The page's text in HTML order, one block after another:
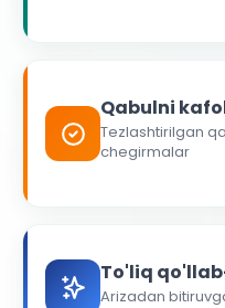
Qabulni
Tezlashtirilgan
chegirmalar
To'liq
Arizadan